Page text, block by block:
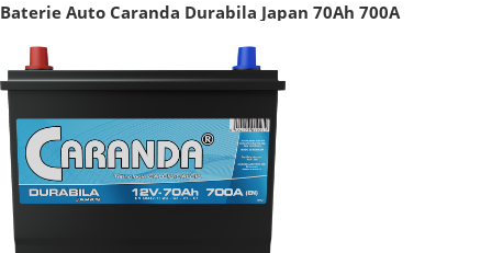
Baterie Auto Caranda Durabila Japan 70Ah 700A